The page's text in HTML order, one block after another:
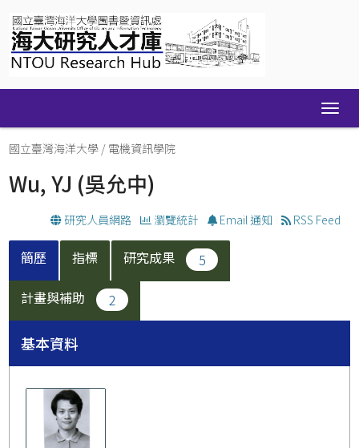
navigation
國立臺灣海洋大學 / 電機資訊學院
Wu, YJ (吳允中)
研究人員網路 瀏覽統計 Email 通知 RSS Feed
簡歷 指標 研究成果
5
計畫與補助
2
基本資料